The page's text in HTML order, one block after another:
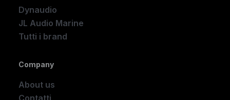
Dynaudio
JL Audio Marine
Tutti i brand
Company
About us
Contatti